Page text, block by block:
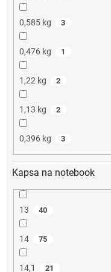
0,585 kg 3
0,476 kg 1
1,22 kg 2
1,13 kg 2
0,396 kg 3
Kapsa na notebook
13 40
14 75
14,1 21